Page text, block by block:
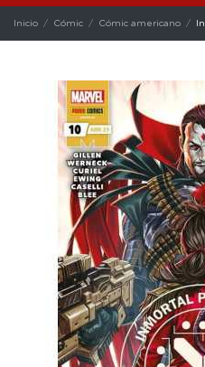
Inicio Cómic Cómic americano